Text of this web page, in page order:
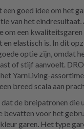
een goed idee om het
van het
om een
elastisch is. In dit
optie zijn, omdat
of stijf aanvoelt.
YarnLiving-
breed scala aan
de breipatronen die
bevatten voor het
garen. Het type